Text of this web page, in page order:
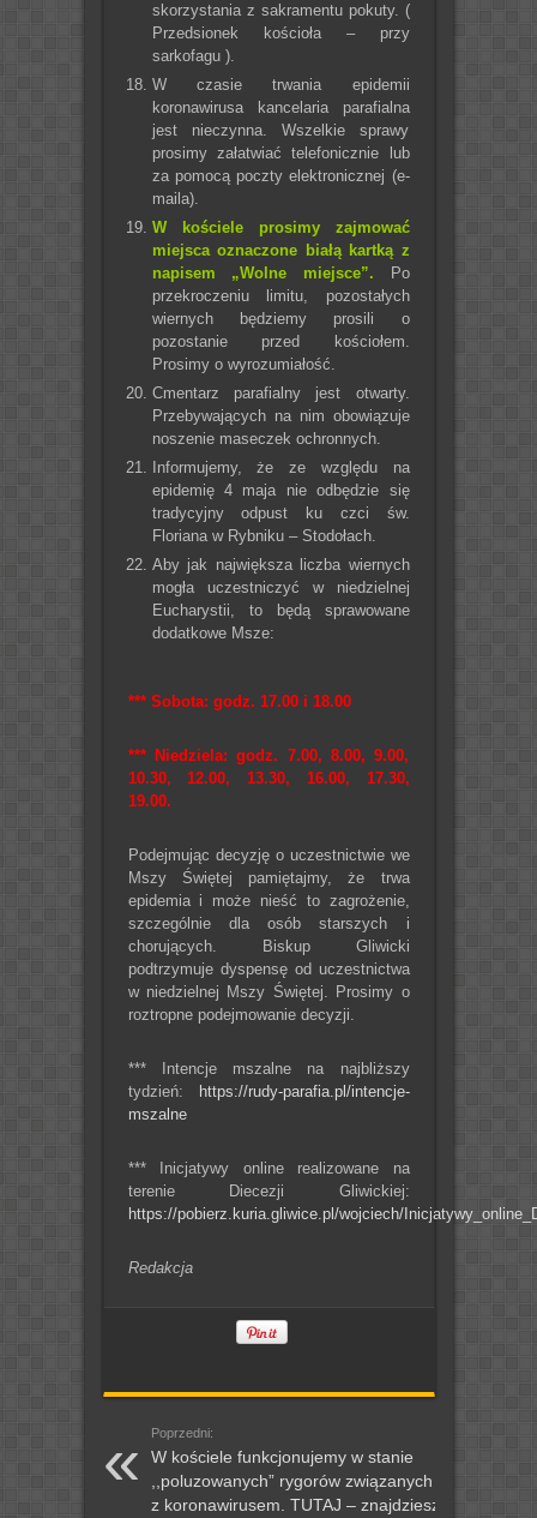
skorzystania z sakramentu pokuty. (
Przedsionek kościoła – przy
sarkofagu ).
W czasie trwania epidemii
koronawirusa kancelaria parafialna
jest nieczynna. Wszelkie sprawy
prosimy załatwiać telefonicznie lub
za pomocą poczty elektronicznej (e-
maila).
W kościele prosimy zajmować
miejsca oznaczone białą kartką z
napisem „Wolne miejsce”.
Po
przekroczeniu limitu, pozostałych
wiernych będziemy prosili o
pozostanie przed kościołem.
Prosimy o wyrozumiałość.
Cmentarz parafialny jest otwarty.
Przebywających na nim obowiązuje
noszenie maseczek ochronnych.
Informujemy, że ze względu na
epidemię 4 maja nie odbędzie się
tradycyjny odpust ku czci św.
Floriana w Rybniku – Stodołach.
Aby jak największa liczba wiernych
mogła uczestniczyć w niedzielnej
Eucharystii, to będą sprawowane
dodatkowe Msze:
*** Sobota: godz. 17.00 i 18.00
*** Niedziela: godz. 7.00, 8.00, 9.00,
10.30, 12.00, 13.30, 16.00, 17.30,
19.00.
Podejmując decyzję o uczestnictwie we
Mszy Świętej pamiętajmy, że trwa
epidemia i może nieść to zagrożenie,
szczególnie dla osób starszych i
chorujących. Biskup Gliwicki
podtrzymuje dyspensę od uczestnictwa
w niedzielnej Mszy Świętej. Prosimy o
roztropne podejmowanie decyzji.
*** Intencje mszalne na najbliższy
tydzień:
https://rudy-parafia.pl/intencje-
mszalne
*** Inicjatywy online realizowane na
terenie Diecezji Gliwickiej:
https://pobierz.kuria.gliwice.pl/wojciech/
Redakcja
Poprzedni:
W kościele funkcjonujemy w stanie
,,poluzowanych” rygorów związanych
z koronawirusem. TUTAJ – znajdziesz